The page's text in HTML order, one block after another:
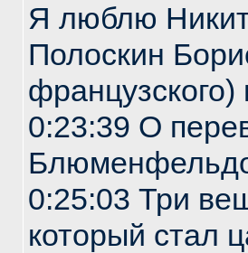
Я люблю
Полоскин
0:23:39 О
0:25:03 Три
который стал